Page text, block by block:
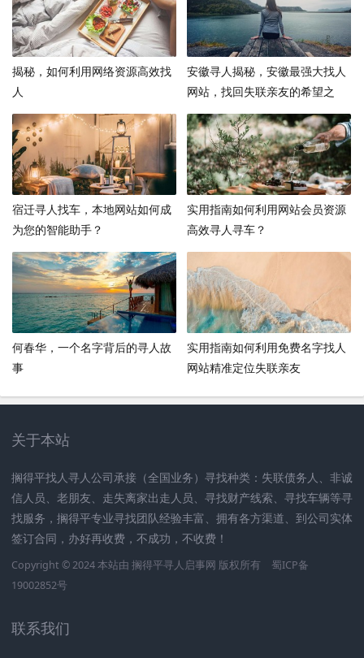
揭秘，如何利用网络资源高效找
人
安徽寻人揭秘，安徽最强大找人
网站，找回失联亲友的希望之
光！
宿迁寻人找车，本地网站如何成
为您的智能助手？
实用指南如何利用网站会员资源
高效寻人寻车？
何春华，一个名字背后的寻人故
事
实用指南如何利用免费名字找人
网站精准定位失联亲友
关于本站
搁得平找人寻人公司承接（全国业务）寻找种类：失联债务人、非诚
信人员、老朋友、走失离家出走人员、寻找财产线索、寻找车辆等寻
找服务，搁得平专业寻找团队经验丰富、拥有各方渠道、到公司实体
签订合同，办好再收费，不成功，不收费！
Copyright © 2024 本站由 搁得平寻人启事网 版权所有
蜀ICP备
19002852号
联系我们